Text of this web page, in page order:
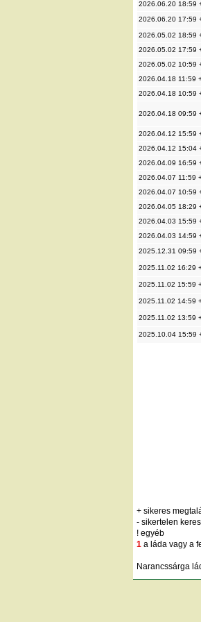
2026.06.20 18:59
2026.06.20 17:59
2026.05.02 18:59
2026.05.02 17:59
2026.05.02 10:59
2026.04.18 11:59
2026.04.18 10:59
2026.04.18 09:59
2026.04.12 15:59
2026.04.12 15:04
2026.04.09 16:59
2026.04.07 11:59
2026.04.07 10:59
2026.04.05 18:29
2026.04.03 15:59
2026.04.03 14:59
2025.12.31 09:59
2025.11.02 16:29
2025.11.02 15:59
2025.11.02 14:59
2025.11.02 13:59
2025.10.04 15:59
+ sikeres
- sikertelen
! egyéb
1 a láda vagy a
Narancssárga